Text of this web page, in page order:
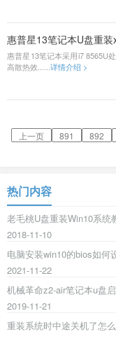
惠普星13笔记本U盘重
惠普星13笔记本采用i7 8565U
高散热效......详情介绍 >
上一页 891 892
热门内容
老毛桃U盘重装Win10系统
2018-11-10
电脑安装win10的bios如何
2021-11-22
机械革命z2-air笔记本u盘
2019-11-21
重装系统时中途关机了怎